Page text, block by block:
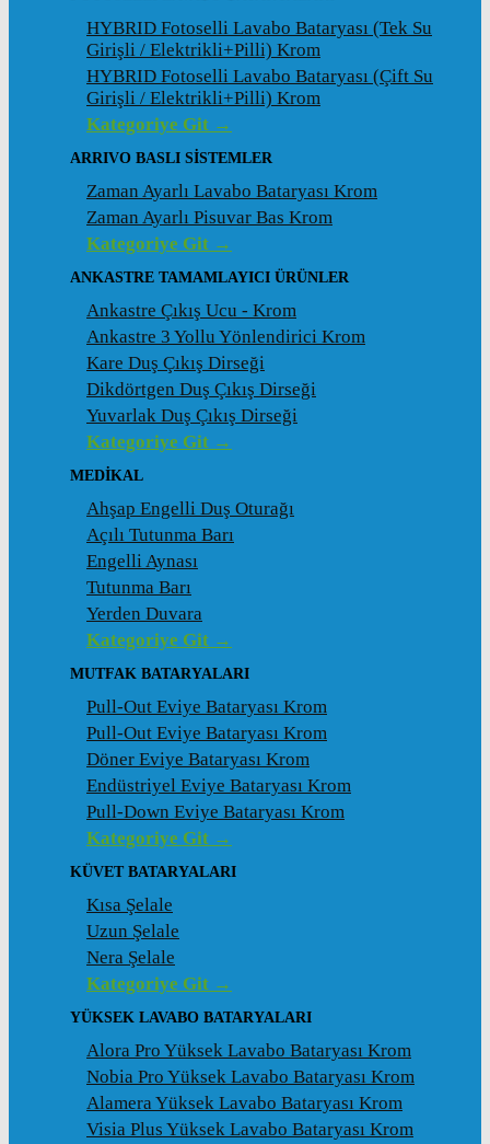
HYBRID Fotoselli Lavabo Bataryası (Tek Su
Girişli / Elektrikli+Pilli) Krom
HYBRID Fotoselli Lavabo Bataryası (Çift Su
Girişli / Elektrikli+Pilli) Krom
Kategoriye Git →
ARRIVO BASLI SİSTEMLER
Zaman Ayarlı Lavabo Bataryası Krom
Zaman Ayarlı Pisuvar Bas Krom
Kategoriye Git →
ANKASTRE TAMAMLAYICI ÜRÜNLER
Ankastre Çıkış Ucu - Krom
Ankastre 3 Yollu Yönlendirici Krom
Kare Duş Çıkış Dirseği
Dikdörtgen Duş Çıkış Dirseği
Yuvarlak Duş Çıkış Dirseği
Kategoriye Git →
MEDİKAL
Ahşap Engelli Duş Oturağı
Açılı Tutunma Barı
Engelli Aynası
Tutunma Barı
Yerden Duvara
Kategoriye Git →
MUTFAK BATARYALARI
Pull-Out Eviye Bataryası Krom
Pull-Out Eviye Bataryası Krom
Döner Eviye Bataryası Krom
Endüstriyel Eviye Bataryası Krom
Pull-Down Eviye Bataryası Krom
Kategoriye Git →
KÜVET BATARYALARI
Kısa Şelale
Uzun Şelale
Nera Şelale
Kategoriye Git →
YÜKSEK LAVABO BATARYALARI
Alora Pro Yüksek Lavabo Bataryası Krom
Nobia Pro Yüksek Lavabo Bataryası Krom
Alamera Yüksek Lavabo Bataryası Krom
Visia Plus Yüksek Lavabo Bataryası Krom